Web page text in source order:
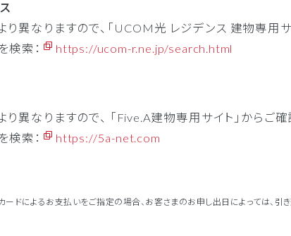
異なりますので、「UCOM光 レジデンス 建物専用サ
検索：
https://ucom-r.ne.jp/search.html
異なりますので、 「Five.A建物専用サイト」からご確
検索：
https://5a-net.com
ードによるお支払いをご指定の場合、お客さまのお申し出日によっては、引